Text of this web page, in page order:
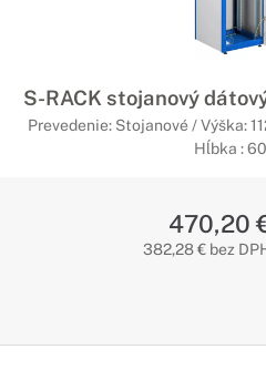
S-RACK stojanový
Prevedenie: Stojanové / Výška:
Hĺbka :
470,20
382,28 € bez